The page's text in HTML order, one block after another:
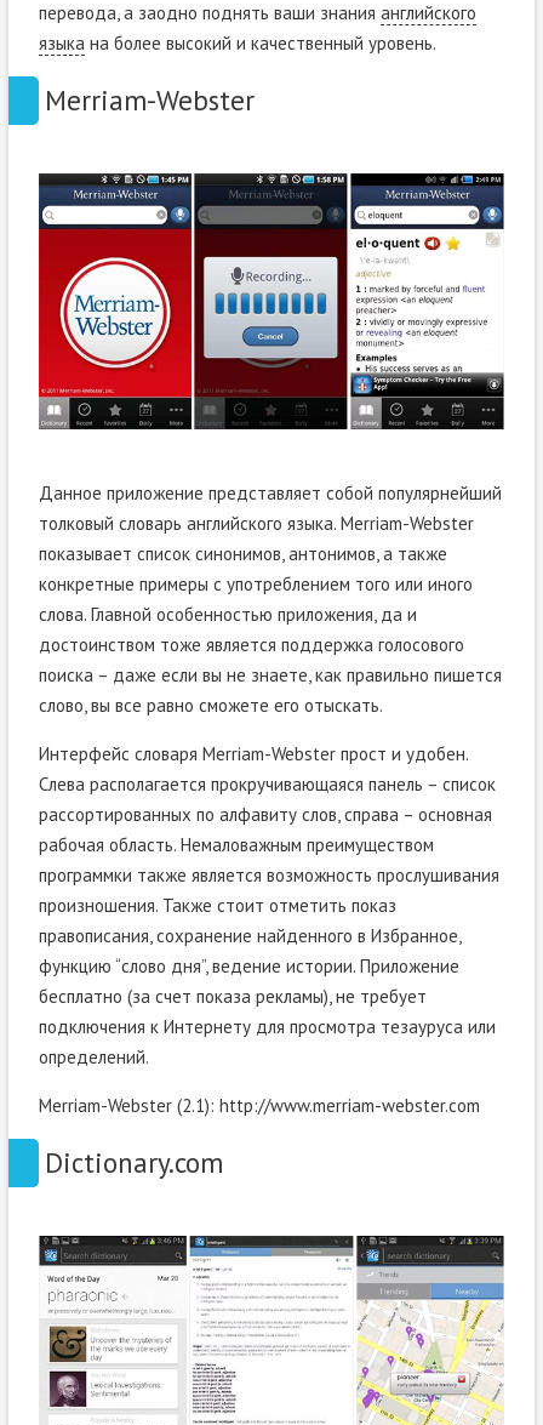
перевода, а заодно поднять ваши знания английского
языкана более высокий и качественный уровень.
Merriam-Webster
Данное приложение представляет собой популярнейший
толковый словарь английского языка. Merriam-Webster
показывает список синонимов, антонимов, а также
конкретные примеры с употреблением того или иного
слова. Главной особенностью приложения, да и
достоинством тоже является поддержка голосового
поиска – даже если вы не знаете, как правильно пишется
слово, вы все равно сможете его отыскать.
Интерфейс словаря Merriam-Webster прост и удобен.
Слева располагается прокручивающаяся панель – список
рассортированных по алфавиту слов, справа – основная
рабочая область. Немаловажным преимуществом
программки также является возможность прослушивания
произношения. Также стоит отметить показ
правописания, сохранение найденного в Избранное,
функцию “слово дня”, ведение истории. Приложение
бесплатно (за счет показа рекламы), не требует
подключения к Интернету для просмотра тезауруса или
определений.
Merriam-Webster (2.1): http://www.merriam-webster.com
Dictionary.com